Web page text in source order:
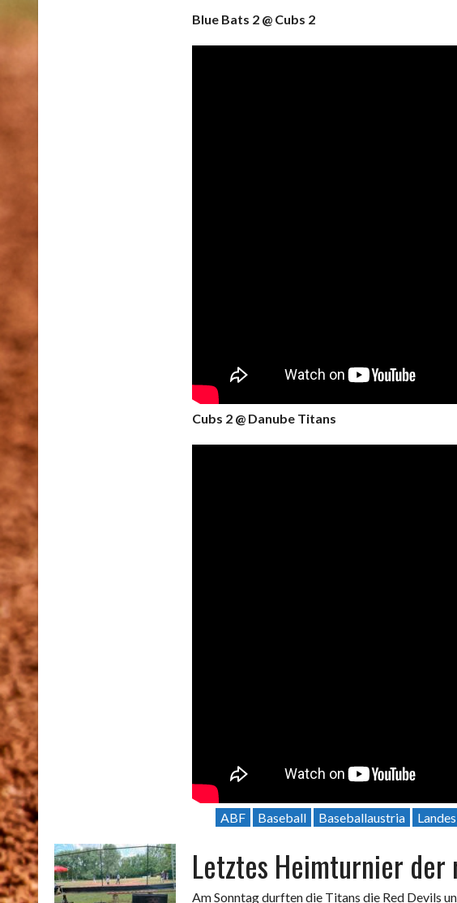
Blue Bats 2 @ Cubs 2
Cubs 2 @ Danube Titans
ABF Baseball Baseballaustria
Letztes Heimturnier der
Am Sonntag durften die Titans die Red Devils